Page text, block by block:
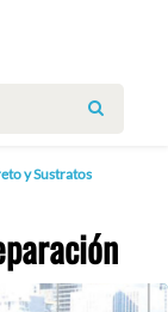
SEARCH
y Sustratos